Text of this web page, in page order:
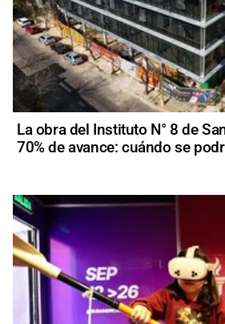
La obra del Instituto N° 8 de
70% de avance: cuándo se